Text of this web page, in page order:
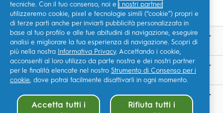
PRODOTTI
IMPARARE
SITI CORRELATI
tecniche. Con il tuo consenso, noi e i nostri partner
utilizzeremo cookie, pixel e tecnologie simili (“cookie”) propri e
di terze parti anche per inviarti pubblicità personalizzata in
base al tuo profilo e alle tue abitudini di navigazione, eseguire
analisi e migliorare la tua esperienza di navigazione. Scopri di
più nella nostra Informativa Privacy. Accettando i cookie,
acconsenti al loro utilizzo da parte nostra e dei nostri partner
per le finalità elencate nel nostro Strumento di Consenso per i
cookie, dove potrai facilmente disattivarli in ogni momento.
Accetta tutti i
Rifiuta tutti i